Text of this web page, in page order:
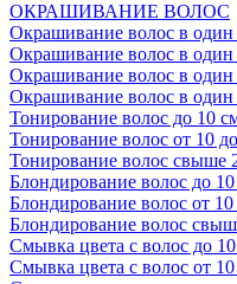
ОКРАШИВАНИЕ ВОЛОС
Окрашивание волос в один
Окрашивание волос в один
Окрашивание волос в один
Окрашивание волос в
Тонирование волос до 10
Тонирование волос от 10
Тонирование волос свыше
Блондирование волос до
Блондирование волос от
Блондирование волос
Смывка цвета с волос до
Смывка цвета с волос от